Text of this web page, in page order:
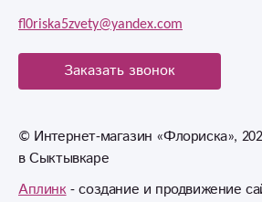
fl0riska5zvety@yandex.com
Заказать звонок
© Интернет-магазин «Флориска»,
в Сыктывкаре
Аплинк- создание и продвижение